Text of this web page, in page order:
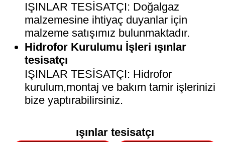
IŞINLAR TESİSATÇI: Doğalgaz
malzemesine ihtiyaç duyanlar için
malzeme satışımız bulunmaktadır.
Hidrofor Kurulumu İşleri ışınlar
tesisatçı
IŞINLAR TESİSATÇI: Hidrofor
kurulum,montaj ve bakım tamir işlerinizi
bize yaptırabilirsiniz.
ışınlar tesisatçı